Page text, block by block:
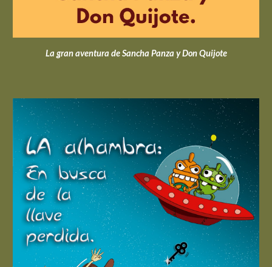
La gran aventura de Sancha Panza y Don Quijote